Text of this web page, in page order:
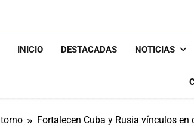
INICIO DESTACADAS NOTICIAS
Fortalecen Cuba y Rusia vínculos